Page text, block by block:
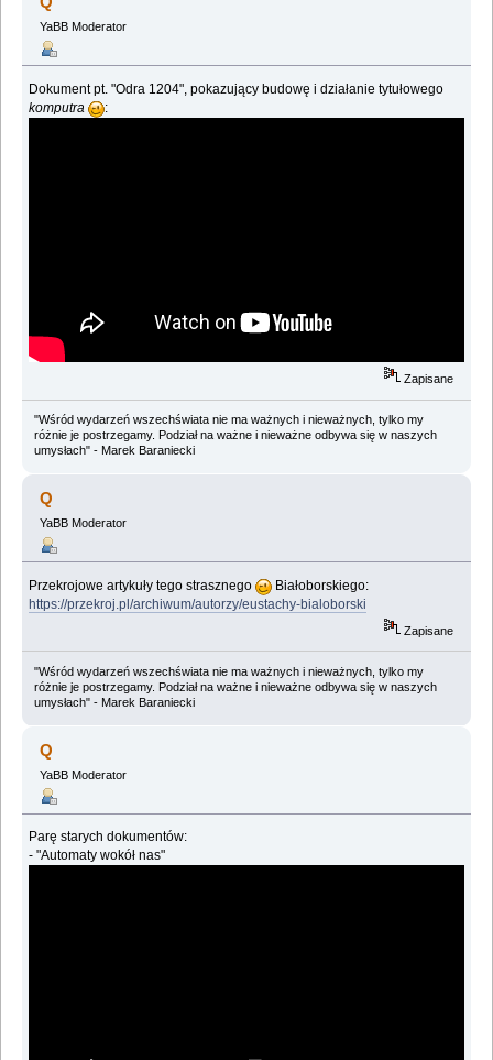
YaBB Moderator
Dokument pt. "Odra 1204", pokazujący budowę i działanie tytułowego
komputra
:
Zapisane
"Wśród wydarzeń wszechświata nie ma ważnych i nieważnych, tylko my
różnie je postrzegamy. Podział na ważne i nieważne odbywa się w naszych
umysłach" - Marek Baraniecki
Q
YaBB Moderator
Przekrojowe artykuły tego strasznego
Białoborskiego:
https://przekroj.pl/archiwum/autorzy/eustachy-bialoborski
Zapisane
"Wśród wydarzeń wszechświata nie ma ważnych i nieważnych, tylko my
różnie je postrzegamy. Podział na ważne i nieważne odbywa się w naszych
umysłach" - Marek Baraniecki
Q
YaBB Moderator
Parę starych dokumentów:
- "Automaty wokół nas"